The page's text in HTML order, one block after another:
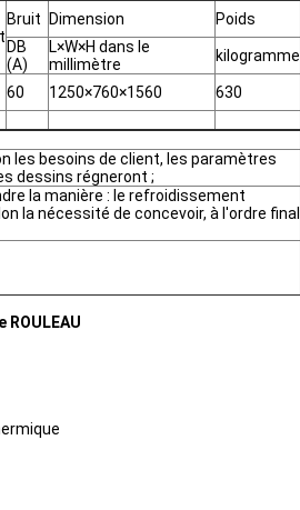
Bruit Dimension Poids
DB
(A)
L×W×H dans le
millimètre
kilogramme
60 1250×760×1560 630
les besoins de client, les paramètres
dessins régneront ;
la manière : le refroidissement
la nécessité de concevoir, à l'ordre final